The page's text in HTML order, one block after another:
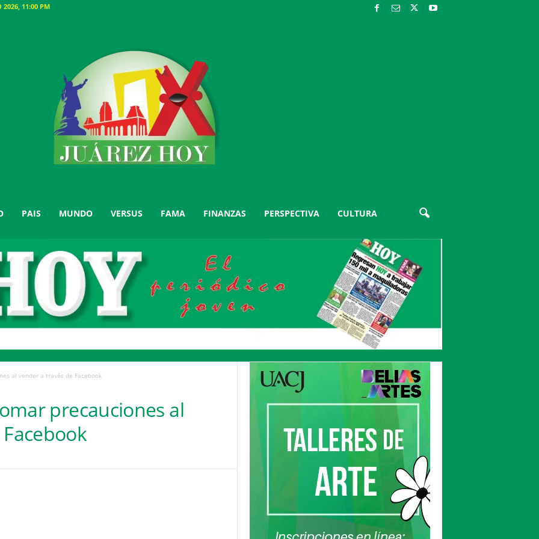
2026, 11:00 PM
PAIS MUNDO VERSUS FAMA FINANZAS PERSPECTIVA CULTURA
al vender a través de Facebook
precauciones al